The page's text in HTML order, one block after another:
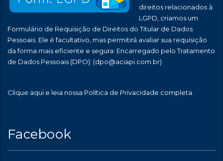
direitos relacionados à
LGPD, criamos um
Formulário de Requisição de Direitos do Titular de Dados
Pessoais. Ele é facultativo, mas permitirá avaliar sua requisição
da forma mais eficiente e segura: Encarregado pelo Tratamento
de Dados Pessoais (DPO): (dpo@aciapi.com.br)
Clique aqui e leia nossa Política de Privacidade completa.
Facebook